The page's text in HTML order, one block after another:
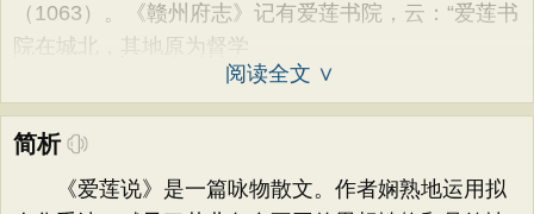
（1063）。《赣州府志》记有爱莲书院，云：“爱莲书
院在城北，其地原为督学
阅读全文 ∨
简析
《爱莲说》是一篇咏物散文。作者娴熟地运用拟